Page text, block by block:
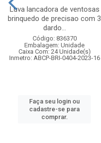
Luva lancadora de ventosas
brinquedo de precisao com 3
dardo...
Código: 836370
Embalagem: Unidade
Caixa Com: 24 Unidade(s)
Inmetro: ABCP-BRI-0404-2023-16
Faça seu login ou
cadastre-se para
comprar.